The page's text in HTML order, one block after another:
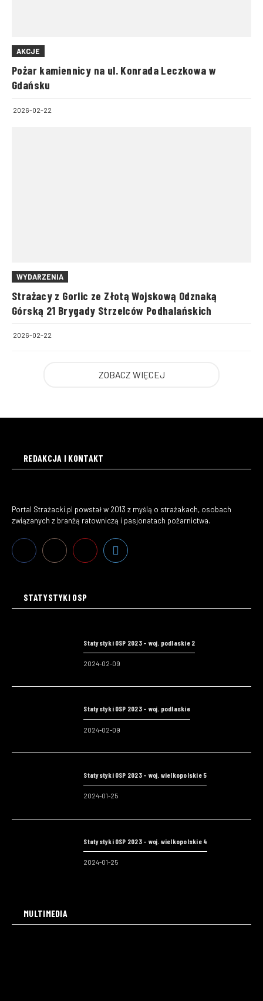
AKCJE
Pożar kamiennicy na ul. Konrada Leczkowa w
Gdańsku
2026-02-22
WYDARZENIA
Strażacy z Gorlic ze Złotą Wojskową Odznaką
Górską 21 Brygady Strzelców Podhalańskich
2026-02-22
ZOBACZ WIĘCEJ
REDAKCJA I KONTAKT
Portal Strażacki.pl powstał w 2013 z myślą o strażakach, osobach
związanych z branżą ratowniczą i pasjonatach pożarnictwa.
STATYSTYKI OSP
Statystyki OSP 2023 – woj. podlaskie 2
2024-02-09
Statystyki OSP 2023 – woj. podlaskie
2024-02-09
Statystyki OSP 2023 – woj. wielkopolskie 5
2024-01-25
Statystyki OSP 2023 – woj. wielkopolskie 4
2024-01-25
MULTIMEDIA